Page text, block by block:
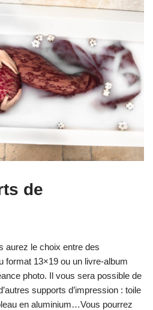
de
aurez le choix entre des
format 13×19 ou un livre-album
photo. Il vous sera possible de
supports d’impression : toile
en aluminium…Vous pourrez